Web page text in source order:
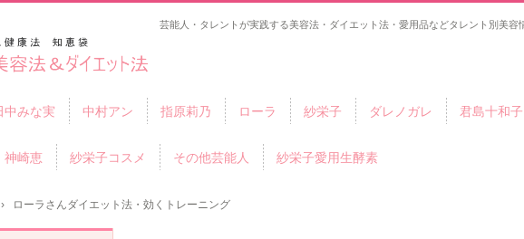
芸能人・タレントが実践する美容法・ダイエット法・愛用品などタレント別
中みな実 中村アン 指原莉乃 ローラ 紗栄子 ダレノガレ 君島十和子
神崎恵 紗栄子コスメ その他芸能人 紗栄子愛用生酵素
› ローラさんダイエット法・効くトレーニング